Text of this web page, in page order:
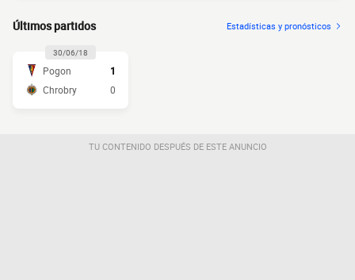
Últimos partidos Estadísticas y pronósticos
30/06/18
Pogon
1
Chrobry
0
TU CONTENIDO DESPUÉS DE ESTE ANUNCIO